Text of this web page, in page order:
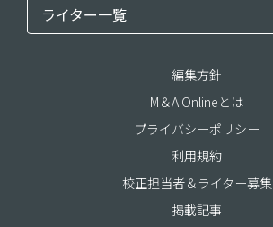
ライター一覧
編集方針
M＆A Onlineとは
プライバシーポリシー
利用規約
校正担当者＆ライター募集
掲載記事